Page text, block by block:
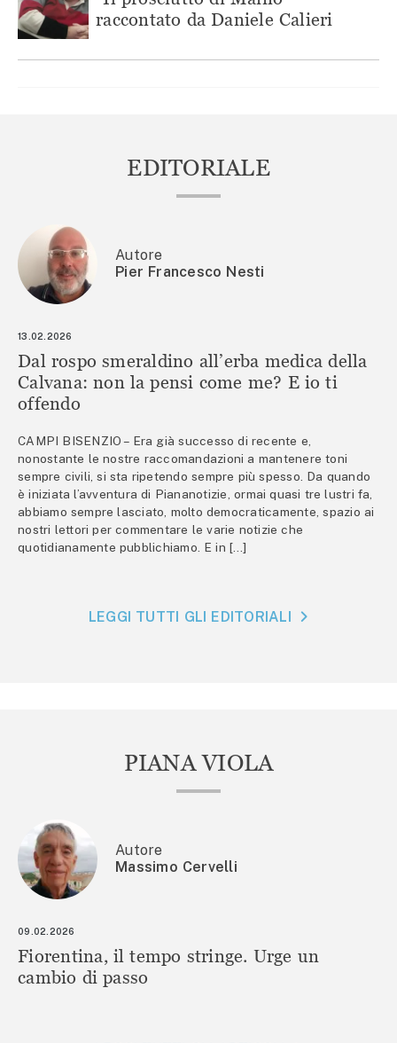
raccontato da Daniele Calieri
EDITORIALE
Autore
Pier Francesco Nesti
13.02.2026
Dal rospo smeraldino all’erba medica della
Calvana: non la pensi come me? E io ti
offendo
CAMPI BISENZIO – Era già successo di recente e,
nonostante le nostre raccomandazioni a mantenere toni
sempre civili, si sta ripetendo sempre più spesso. Da quando
è iniziata l’avventura di Piananotizie, ormai quasi tre lustri fa,
abbiamo sempre lasciato, molto democraticamente, spazio ai
nostri lettori per commentare le varie notizie che
quotidianamente pubblichiamo. E in […]
LEGGI TUTTI GLI EDITORIALI
PIANA VIOLA
Autore
Massimo Cervelli
09.02.2026
Fiorentina, il tempo stringe. Urge un
cambio di passo